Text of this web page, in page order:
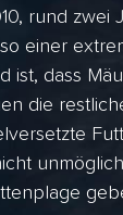
rund
einer
ist, dass
die